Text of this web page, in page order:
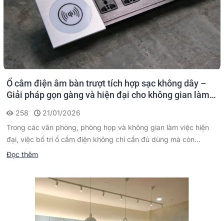
Ổ cắm điện âm bàn trượt tích hợp sạc không dây –
Giải pháp gọn gàng và hiện đại cho không gian làm
258
21/01/2026
Trong các văn phòng, phòng họp và không gian làm việc hiện
đại, việc bố trí ổ cắm điện không chỉ cần đủ dùng mà còn...
Đọc thêm